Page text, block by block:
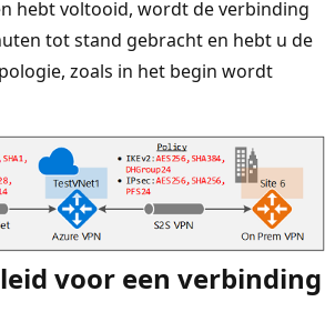
hebt voltooid, wordt de verbinding
tot stand gebracht en hebt u de
zoals in het begin wordt
voor een verbinding